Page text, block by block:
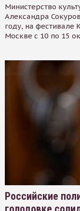
Министерство
Александра
году, на фестивале
Москве с 10 по 15
Российские